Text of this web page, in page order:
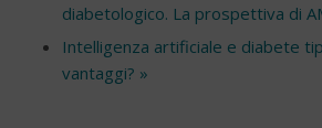
diabetologico. La prospettiva di
Intelligenza artificiale e diabete
vantaggi? »